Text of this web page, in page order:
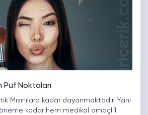
Püf Noktaları
Mısırlılara kadar dayanmaktadır. Yani
kadar hem medikal amaçlı1